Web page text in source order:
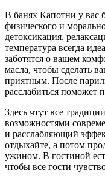
В банях Капотни у вас
физического и
детоксикация,
температура всегда
заботятся о вашем
масла, чтобы сделать
приятным. После
расслабиться поможет
Здесь чтут все
возможностями
и расслабляющий
отдыхайте, а потом
ужином. В гостиной
чтобы все гости